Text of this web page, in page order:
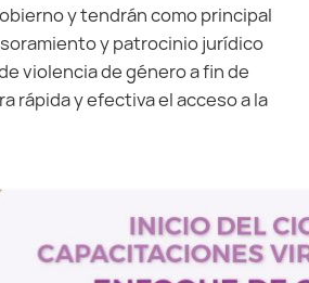
y tendrán como principal
y patrocinio jurídico
violencia de género a fin de
rápida y efectiva el acceso a la